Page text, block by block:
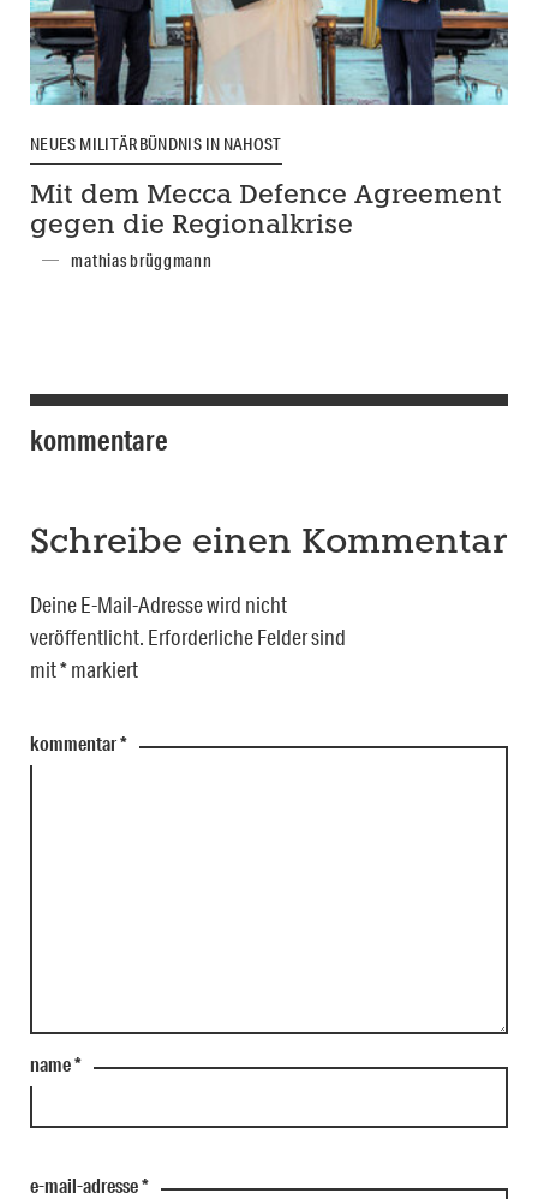
NEUES MILITÄRBÜNDNIS IN NAHOST
Mit dem Mecca Defence Agreement
gegen die Regionalkrise
mathias brüggmann
kommentare
Schreibe einen Kommentar
Deine E-Mail-Adresse wird nicht
veröffentlicht. Erforderliche Felder sind
mit*markiert
kommentar*
name*
e-mail-adresse*